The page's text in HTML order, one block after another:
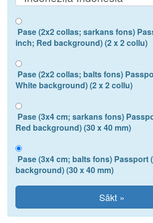
Pase (2x2 collas; sarkans fons)
inch; Red background) (2 x 2 collu)
Pase (2x2 collas; balts fons)
White background) (2 x 2 collu)
Pase (3x4 cm; sarkans fons)
Red background) (30 x 40 mm)
Pase (3x4 cm; balts fons) Passport
background) (30 x 40 mm)